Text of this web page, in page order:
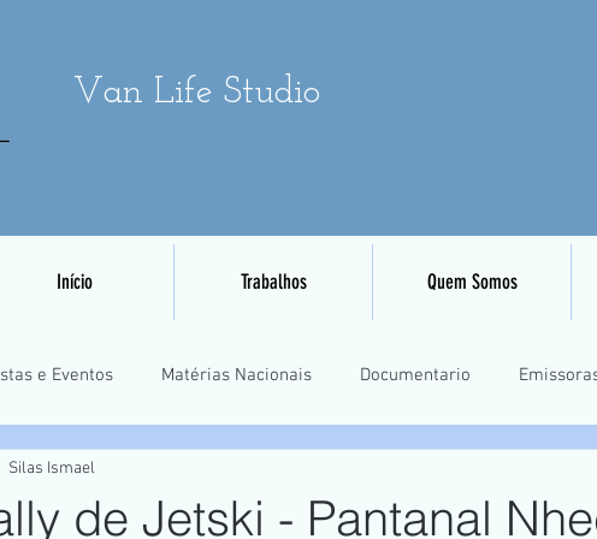
Van Life Studio
Início Trabalhos Quem Somos
e Eventos Matérias Nacionais Documentario
Wedding
de Jetski - Pantanal
Silas Ismael